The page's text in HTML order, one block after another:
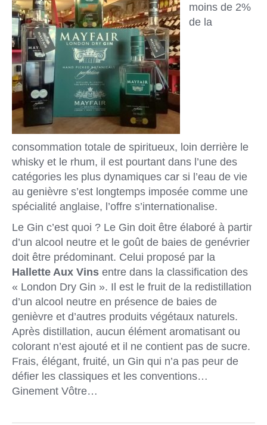
moins de 2%
de la
consommation totale de spiritueux, loin derrière le
whisky et le rhum, il est pourtant dans l’une des
catégories les plus dynamiques car si l’eau de vie
au genièvre s’est longtemps imposée comme une
spécialité anglaise, l’offre s’internationalise.
Le Gin c’est quoi ? Le Gin doit être élaboré à partir
d’un alcool neutre et le goût de baies de genévrier
doit être prédominant. Celui proposé par la
Hallette Aux Vins entre dans la classification des
« London Dry Gin ». Il est le fruit de la redistillation
d’un alcool neutre en présence de baies de
genièvre et d’autres produits végétaux naturels.
Après distillation, aucun élément aromatisant ou
colorant n’est ajouté et il ne contient pas de sucre.
Frais, élégant, fruité, un Gin qui n’a pas peur de
défier les classiques et les conventions…
Ginement Vôtre…